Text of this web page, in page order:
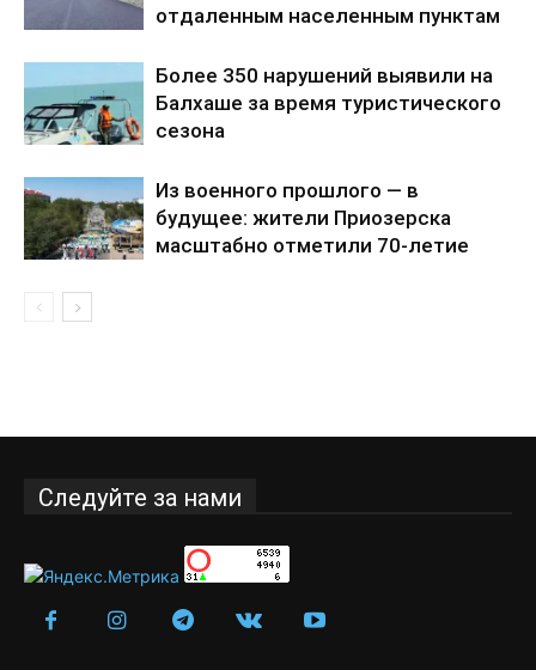
отдаленным населенным пунктам
Более 350 нарушений выявили на
Балхаше за время туристического
сезона
Из военного прошлого — в
будущее: жители Приозерска
масштабно отметили 70-летие
Следуйте за нами